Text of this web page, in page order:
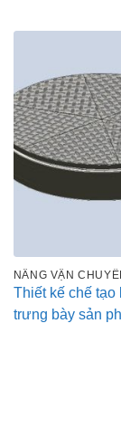
NÂNG VẬN
Thiết kế chế tạo
trưng bày sản